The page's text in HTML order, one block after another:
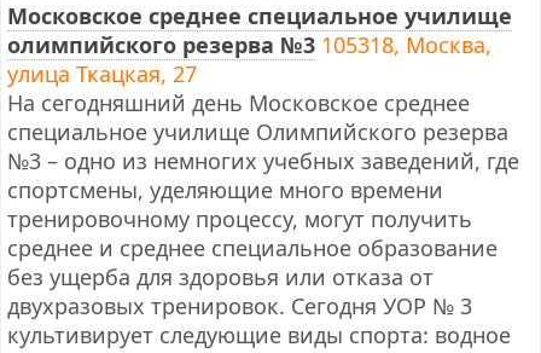
Московское среднее специальное училище
олимпийского резерва №3 105318, Москва,
улица Ткацкая, 27
На сегодняшний день Московское среднее
специальное училище Олимпийского резерва
№3 – одно из немногих учебных заведений, где
спортсмены, уделяющие много времени
тренировочному процессу, могут получить
среднее и среднее специальное образование
без ущерба для здоровья или отказа от
двухразовых тренировок. Сегодня УОР № 3
культивирует следующие виды спорта: водное